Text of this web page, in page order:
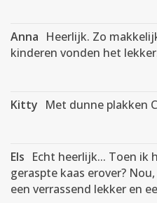
Anna Heerlijk. Zo
kinderen vonden het
Kitty Met dunne plakken
Els Echt heerlijk... Toen ik
geraspte kaas erover?
een verrassend lekker en